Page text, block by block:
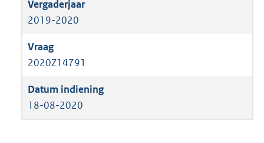
2019-2020
2020Z14791
18-08-2020